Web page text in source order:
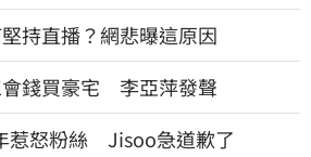
持直播？網悲曝這原因
錢買豪宅 李亞萍發聲
惹怒粉絲 Jisoo急道歉了